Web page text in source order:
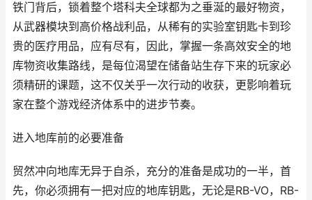
铁门背后，锁着整个塔科夫全球都为之垂涎的最好物资，
从武器模块到高价格战利品，从稀有的实验室钥匙卡到珍
贵的医疗用品，应有尽有，因此，掌握一条高效安全的地
库物资收集路线，是每位渴望在储备站生存下来的玩家必
须精研的课题，这不仅关乎一次行动的收获，更影响着玩
家在整个游戏经济体系中的进步节奏。
进入地库前的必要准备
贸然冲向地库无异于自杀，充分的准备是成功的一半，首
先，你必须拥有一把对应的地库钥匙，无论是RB-VO，RB-